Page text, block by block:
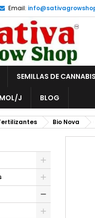
Email:
SEMILLAS DE CANNABIS
J BLOG
Bio Nova